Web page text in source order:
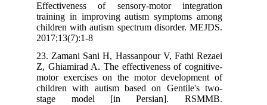
Effectiveness of sensory-motor
training in improving autism
children with autism spectrum disorder.
23. Zamani Sani H, Hassanpour V,
Z, Ghiamirad A. The effectiveness of
motor exercises on the motor
children with autism based on
stage model [in Persian].